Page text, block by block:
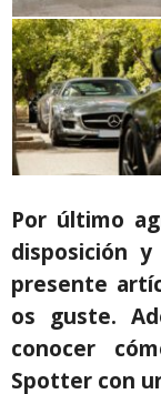
Por último
disposición
presente
os guste.
conocer
Spotter con